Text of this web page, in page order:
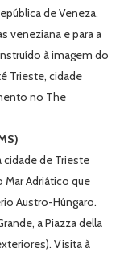
de Veneza.
veneziana e para a
à imagem do
Trieste, cidade
no The
de Trieste
Adriático que
Austro-Húngaro.
aPiazza della
Visita à